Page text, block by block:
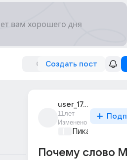
Создать пост
user_175655908
11лет
Изменено
Пикантно о
Почему слово